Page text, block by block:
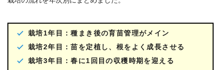
栽培1年目：種まき後の育苗管理がメイン
栽培2年目：苗を定植し、根をよく成長させる
栽培3年目：春に1回目の収穫時期を迎える